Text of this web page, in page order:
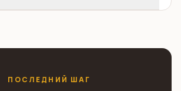
ПОСЛЕДНИЙ ШАГ